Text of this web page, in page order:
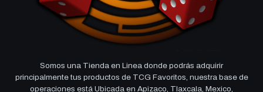
Somos una Tienda en Linea donde podrás adquirir
principalmente tus productos de TCG Favoritos, nuestra base de
operaciones está Ubicada en Apizaco, Tlaxcala, Mexico,